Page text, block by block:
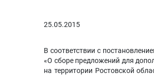
25.05.2015
В соответствии с
«О сборе предложений для
на территории Ростовской